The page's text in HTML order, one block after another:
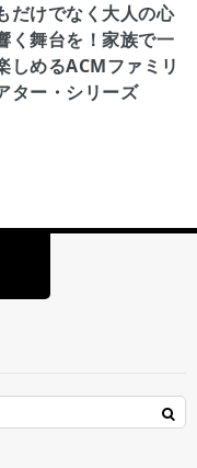
だけでなく大人の心
く舞台を！家族で一
しめるACMファミリ
ター・シリーズ